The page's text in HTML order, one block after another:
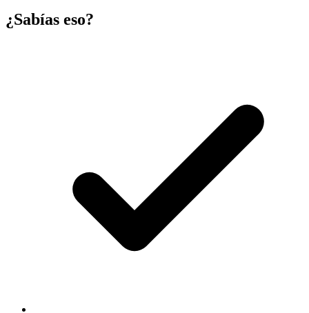
¿Sabías eso?